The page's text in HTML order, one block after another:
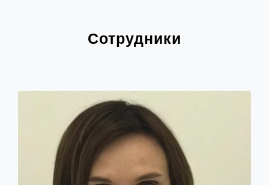
Сотрудники